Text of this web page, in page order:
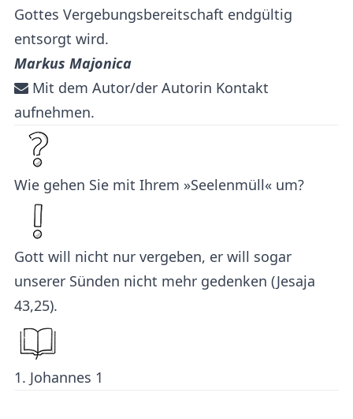
Gottes Vergebungsbereitschaft endgültig
entsorgt wird.
Markus Majonica
Mit dem Autor/der Autorin Kontakt
aufnehmen.
Wie gehen Sie mit Ihrem »Seelenmüll« um?
Gott will nicht nur vergeben, er will sogar
unserer Sünden nicht mehr gedenken (Jesaja
43,25).
1. Johannes 1